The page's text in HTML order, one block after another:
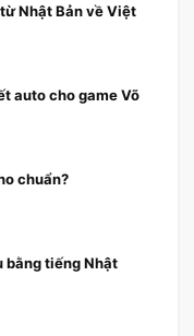
Nhật Bản về Việt
auto cho game Võ
chuẩn?
bằng tiếng Nhật